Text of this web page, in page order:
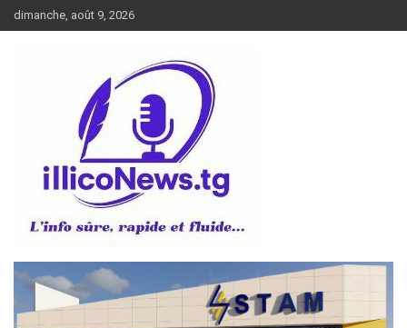
Aller
au
dimanche, août 9, 2026
illiconews